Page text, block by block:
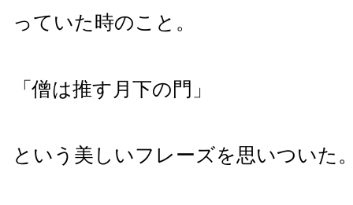
っていた時のこと。
「僧は推す月下の門」
という美しいフレーズを思いついた